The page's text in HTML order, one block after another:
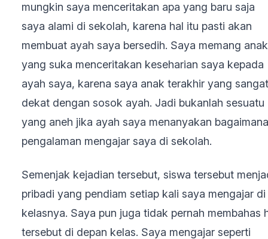
mungkin saya menceritakan apa yang baru saja
saya alami di sekolah, karena hal itu pasti akan
membuat ayah saya bersedih. Saya memang anak
yang suka menceritakan keseharian saya kepada
ayah saya, karena saya anak terakhir yang sangat
dekat dengan sosok ayah. Jadi bukanlah sesuatu
yang aneh jika ayah saya menanyakan bagaimana
pengalaman mengajar saya di sekolah.
Semenjak kejadian tersebut, siswa tersebut
pribadi yang pendiam setiap kali saya mengajar di
kelasnya. Saya pun juga tidak pernah membahas
tersebut di depan kelas. Saya mengajar seperti